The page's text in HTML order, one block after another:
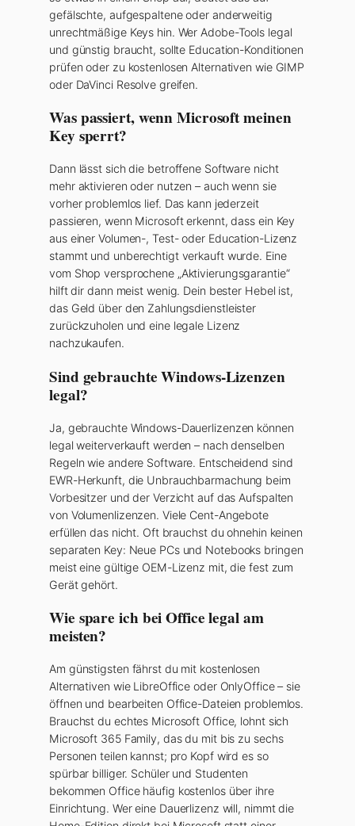
gefälschte, aufgespaltene oder anderweitig
unrechtmäßige Keys hin. Wer Adobe-Tools legal
und günstig braucht, sollte Education-Konditionen
prüfen oder zu kostenlosen Alternativen wie GIMP
oder DaVinci Resolve greifen.
Was passiert, wenn Microsoft meinen
Key sperrt?
Dann lässt sich die betroffene Software nicht
mehr aktivieren oder nutzen – auch wenn sie
vorher problemlos lief. Das kann jederzeit
passieren, wenn Microsoft erkennt, dass ein Key
aus einer Volumen-, Test- oder Education-Lizenz
stammt und unberechtigt verkauft wurde. Eine
vom Shop versprochene „Aktivierungsgarantie“
hilft dir dann meist wenig. Dein bester Hebel ist,
das Geld über den Zahlungsdienstleister
zurückzuholen und eine legale Lizenz
nachzukaufen.
Sind gebrauchte Windows-Lizenzen
legal?
Ja, gebrauchte Windows-Dauerlizenzen können
legal weiterverkauft werden – nach denselben
Regeln wie andere Software. Entscheidend sind
EWR-Herkunft, die Unbrauchbarmachung beim
Vorbesitzer und der Verzicht auf das Aufspalten
von Volumenlizenzen. Viele Cent-Angebote
erfüllen das nicht. Oft brauchst du ohnehin keinen
separaten Key: Neue PCs und Notebooks bringen
meist eine gültige OEM-Lizenz mit, die fest zum
Gerät gehört.
Wie spare ich bei Office legal am
meisten?
Am günstigsten fährst du mit kostenlosen
Alternativen wie LibreOffice oder OnlyOffice – sie
öffnen und bearbeiten Office-Dateien problemlos.
Brauchst du echtes Microsoft Office, lohnt sich
Microsoft 365 Family, das du mit bis zu sechs
Personen teilen kannst; pro Kopf wird es so
spürbar billiger. Schüler und Studenten
bekommen Office häufig kostenlos über ihre
Einrichtung. Wer eine Dauerlizenz will, nimmt die